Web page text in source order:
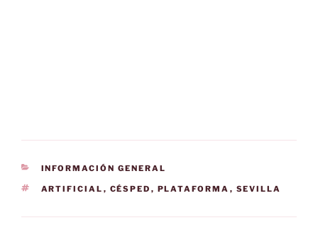
CATEGORÍAS
INFORMACIÓN GENERAL
ETIQUETAS
ARTIFICIAL , CÉSPED , PLATAFORMA , SEVILLA